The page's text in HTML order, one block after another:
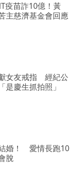
疫苗詐10億！黃
慈濟基金會回應
女友戒指 經紀公
是慶生抓拍照」
婚！ 愛情長跑10
脫